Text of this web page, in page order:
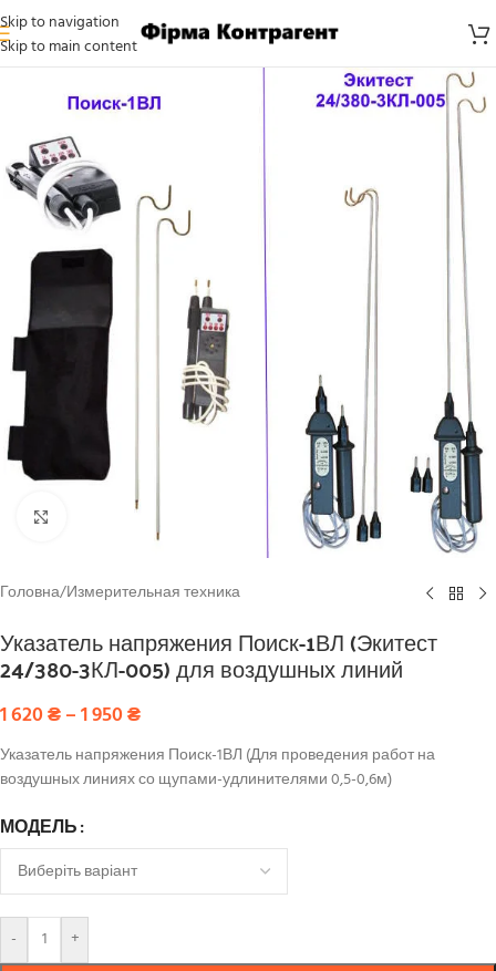
Skip to navigation
Skip to main content
Click to enlarge
Головна/Измерительная техника
Указатель напряжения Поиск-1ВЛ (Экитест
24/380-3КЛ-005) для воздушных линий
1 620₴–1 950₴
Указатель напряжения Поиск-1ВЛ (Для проведения работ на
воздушных линиях со щупами-удлинителями 0,5-0,6м)
МОДЕЛЬ
- +